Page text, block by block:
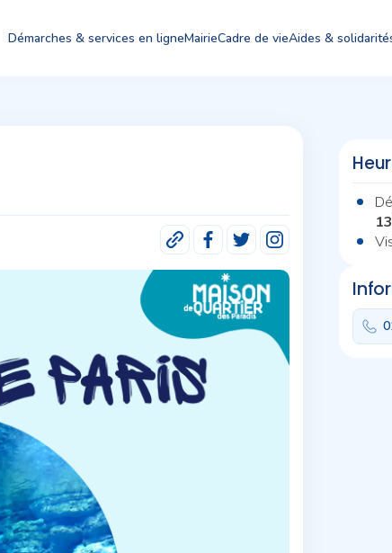
Démarches & services en ligneMairieCadre de vieAides &